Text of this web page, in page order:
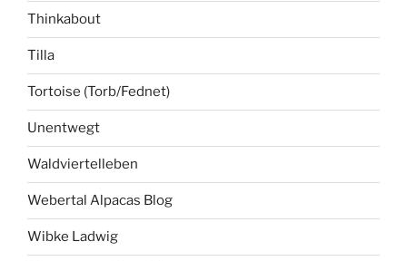
Thinkabout
Tilla
Tortoise (Torb/Fednet)
Unentwegt
Waldviertelleben
Webertal Alpacas Blog
Wibke Ladwig